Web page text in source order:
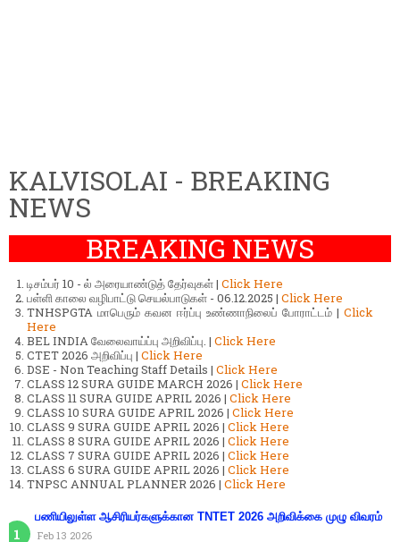
KALVISOLAI - BREAKING
NEWS
BREAKING NEWS
டிசம்பர் 10 - ல் அரையாண்டுத் தேர்வுகள் | Click Here
பள்ளி காலை வழிபாட்டு செயல்பாடுகள் - 06.12.2025 | Click Here
TNHSPGTA மாபெரும் கவன ஈர்ப்பு உண்ணாநிலைப் போராட்டம் | Click
Here
BEL INDIA வேலைவாய்ப்பு அறிவிப்பு. | Click Here
CTET 2026 அறிவிப்பு | Click Here
DSE - Non Teaching Staff Details | Click Here
CLASS 12 SURA GUIDE MARCH 2026 | Click Here
CLASS 11 SURA GUIDE APRIL 2026 | Click Here
CLASS 10 SURA GUIDE APRIL 2026 | Click Here
CLASS 9 SURA GUIDE APRIL 2026 | Click Here
CLASS 8 SURA GUIDE APRIL 2026 | Click Here
CLASS 7 SURA GUIDE APRIL 2026 | Click Here
CLASS 6 SURA GUIDE APRIL 2026 | Click Here
TNPSC ANNUAL PLANNER 2026 | Click Here
பணியிலுள்ள ஆசிரியர்களுக்கான TNTET 2026 அறிவிக்கை முழு விவரம்
Feb 13 2026